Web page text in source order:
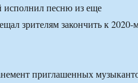
исполнил песню из еще
зрителям закончить к 2020-
приглашенных